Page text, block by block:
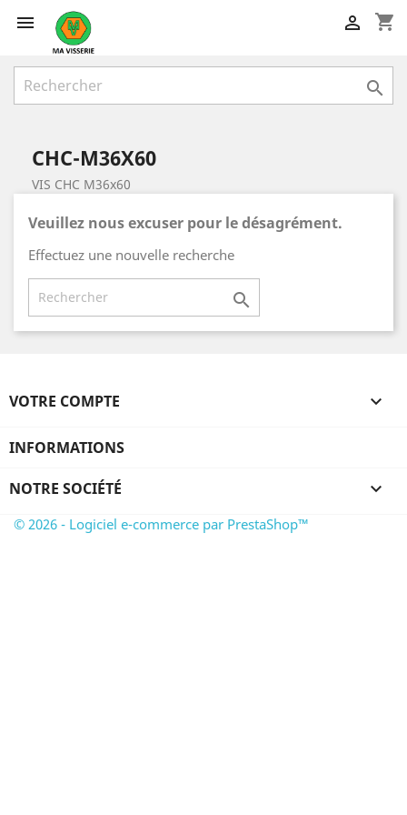
 shopping_cart


CHC-M36X60
VIS CHC M36x60
Veuillez nous excuser pour le désagrément.
Effectuez une nouvelle recherche

VOTRE COMPTE 
INFORMATIONS
NOTRE SOCIÉTÉ 
© 2026 - Logiciel e-commerce par PrestaShop™